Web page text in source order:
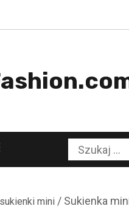
Szukaj:
sukienki mini/ Sukienka